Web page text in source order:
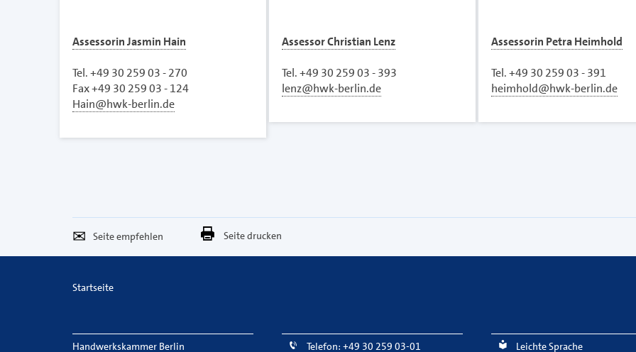
Assessorin Jasmin Hain
Tel. +49 30 259 03 - 270
Fax +49 30 259 03 - 124
Hain@hwk-berlin.de
Assessor Christian Lenz
Tel. +49 30 259 03 - 393
lenz@hwk-berlin.de
Assessorin Petra Heimhold
Tel. +49 30 259 03 - 391
heimhold@hwk-berlin.de
Seite
empfehlen
Per
E-
Mail
Seite drucken
Startseite
Handwerkskammer Berlin Telefon: +49 30 259 03-01 Leichte Sprache